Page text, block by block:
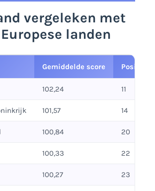
vergeleken met
landen
Gemiddelde score Positie
102,24 11
101,57 14
100,84 20
100,33 22
100,27 23